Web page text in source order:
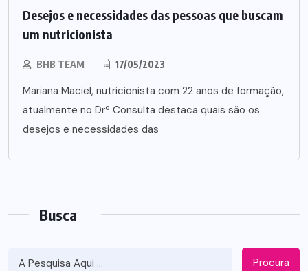
Desejos e necessidades das pessoas que buscam
um nutricionista
BHB TEAM 17/05/2023
Mariana Maciel, nutricionista com 22 anos de formação,
atualmente no Drº Consulta destaca quais são os
desejos e necessidades das
Busca
Procura